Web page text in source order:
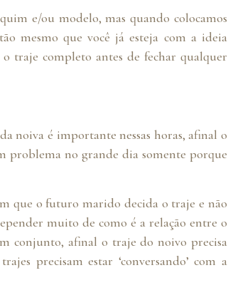
e/ou modelo, mas quando colocamos
mesmo que você já esteja com a ideia
traje completo antes de fechar qualquer
noiva é importante nessas horas, afinal o
problema no grande dia somente porque
que o futuro marido decida o traje e não
muito de como é a relação entre o
conjunto, afinal o traje do noivo precisa
precisam estar ‘conversando’ com a